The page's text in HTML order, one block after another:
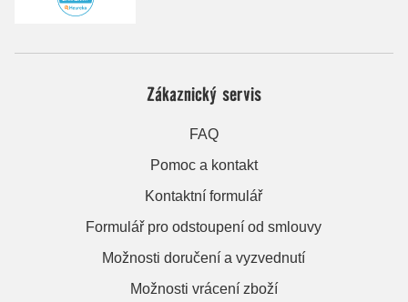
Zákaznický servis
FAQ
Pomoc a kontakt
Kontaktní formulář
Formulář pro odstoupení od smlouvy
Možnosti doručení a vyzvednutí
Možnosti vrácení zboží